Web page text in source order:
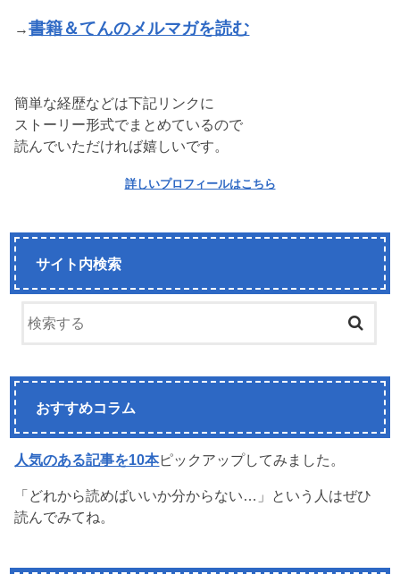
→書籍＆てんのメルマガを読む
簡単な経歴などは下記リンクに
ストーリー形式でまとめているので
読んでいただければ嬉しいです。
詳しいプロフィールはこちら
サイト内検索
おすすめコラム
人気のある記事を10本ピックアップしてみました。
「どれから読めばいいか分からない…」という人はぜひ
読んでみてね。